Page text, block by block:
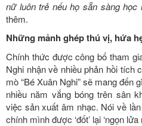
nữ luôn trẻ nếu họ sẵn sàng học
thêm.
Những mảnh ghép thú vị, hứa
Chính thức được công bố tham
Nghi nhận về nhiều phản hồi tích
mò “Bé Xuân Nghi” sẽ mang
nhiều năm vắng bóng trên sân
việc sản xuất âm nhạc. Nói về
chính mình được ‘đốt’ lại ‘ngọn lửa